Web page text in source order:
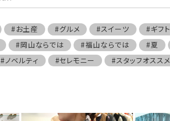
#お土産 #グルメ #スイーツ #ギフト
#岡山ならでは #福山ならでは #夏
#ノベルティ #セレモニー #スタッフオススメ